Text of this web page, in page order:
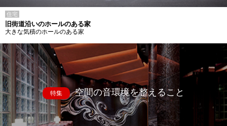
住宅
旧街道沿いのホールのある家
大きな気積のホールのある家
特集 空間の音環境を整えること